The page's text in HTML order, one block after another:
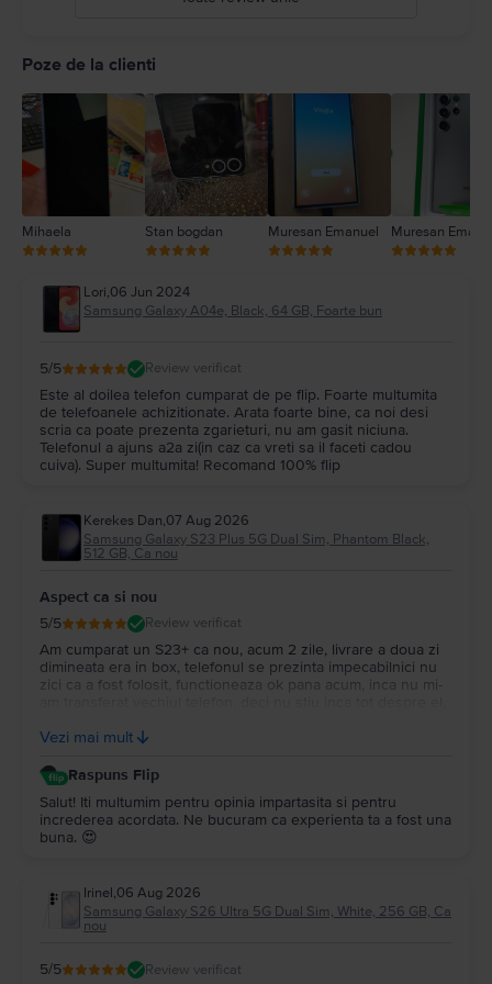
2
1
Poze de la clienti
Mihaela Stan bogdan Muresan Emanuel Muresan
Lori,06 Jun 2024
Samsung Galaxy A04e, Black, 64 GB, Foarte bun
5/5 Review verificat
Este al doilea telefon cumparat de pe flip. Foarte multumita
de telefoanele achizitionate. Arata foarte bine, ca noi desi
scria ca poate prezenta zgarieturi, nu am gasit niciuna.
Telefonul a ajuns a2a zi(in caz ca vreti sa il faceti cadou
cuiva). Super multumita! Recomand 100% flip
Kerekes Dan,07 Aug 2026
Samsung Galaxy S23 Plus 5G Dual Sim, Phantom Black,
512 GB, Ca nou
Aspect ca si nou
5/5 Review verificat
Am cumparat un S23+ ca nou, acum 2 zile, livrare a doua zi
dimineata era in box, telefonul se prezinta impecabilnici nu
zici ca a fost folosit, functioneaza ok pana acum, inca nu mi-
cand voi incepe sa-l folosesc.
Vezi mai mult
Raspuns Flip
Salut! Iti multumim pentru opinia impartasita si pentru
increderea acordata. Ne bucuram ca experienta ta a fost una
buna. 😍
Irinel,06 Aug 2026
Samsung Galaxy S26 Ultra 5G Dual Sim, White, 256 GB, Ca
nou
5/5 Review verificat